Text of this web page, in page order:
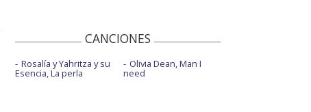
CANCIONES
Rosalía y Yahritza y su
Esencia, La perla
Olivia Dean, Man I
need